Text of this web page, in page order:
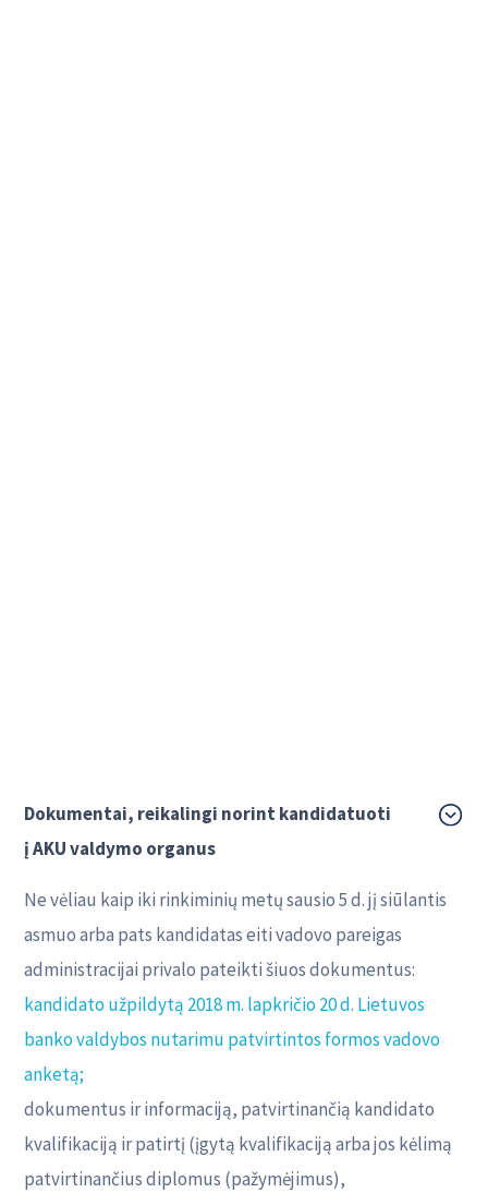
Dokumentai, reikalingi norint kandidatuoti
į AKU valdymo organus
Ne vėliau kaip iki rinkiminių metų sausio 5 d. jį siūlantis
asmuo arba pats kandidatas eiti vadovo pareigas
administracijai privalo pateikti šiuos dokumentus:
kandidato užpildytą 2018 m. lapkričio 20 d. Lietuvos
banko valdybos nutarimu patvirtintos formos vadovo
anketą;
dokumentus ir informaciją, patvirtinančią kandidato
kvalifikaciją ir patirtį (įgytą kvalifikaciją arba jos kėlimą
patvirtinančius diplomus (pažymėjimus),